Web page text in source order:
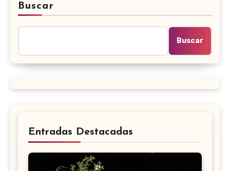
Buscar
Buscar
Entradas Destacadas